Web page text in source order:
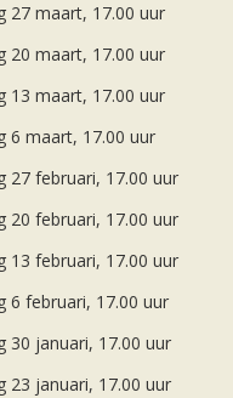
27 maart, 17.00 uur
20 maart, 17.00 uur
13 maart, 17.00 uur
6 maart, 17.00 uur
27 februari, 17.00 uur
20 februari, 17.00 uur
13 februari, 17.00 uur
6 februari, 17.00 uur
30 januari, 17.00 uur
23 januari, 17.00 uur